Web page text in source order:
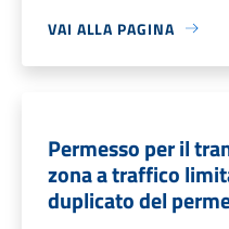
VAI ALLA PAGINA
Permesso per il
zona a traffico
duplicato del